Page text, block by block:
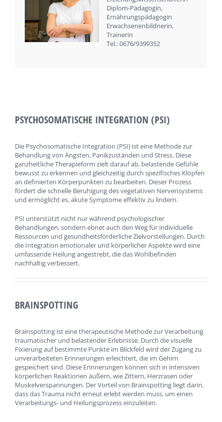
Diplom-Pädagogin,
Ernährungspädagogin
Erwachsenenbildnerin,
Trainerin
Tel.: 0676/9399352‬
PSYCHOSOMATISCHE INTEGRATION (PSI)
Die Psychosomatische Integration (PSI) ist eine Methode zur
Behandlung von Ängsten, Panikzuständen und Stress. Diese
ganzheitliche Therapieform zielt darauf ab, belastende Gefühle
bewusst zu erkennen und gleichzeitig durch spezifisches Klopfen
an definierten Körperpunkten zu bearbeiten. Dieser Prozess
fördert die schnelle Beruhigung des vegetativen Nervensystems
und ermöglicht es, akute Symptome effektiv zu lindern.
PSI unterstützt nicht nur während psychologischer
Behandlungen, sondern ebnet auch den Weg für individuelle
Ressourcen und gesundheitsförderliche Zielvorstellungen. Durch
die Integration emotionaler und körperlicher Aspekte wird eine
umfassende Heilung angestrebt, die das Wohlbefinden
nachhaltig verbessert.
BRAINSPOTTING
Brainspotting ist eine therapeutische Methode zur Verarbeitung
traumatischer und belastender Erlebnisse. Durch die visuelle
Fixierung auf bestimmte Punkte im Blickfeld wird der Zugang zu
unverarbeiteten Erinnerungen erleichtert, die im Gehirn
gespeichert sind. Diese Erinnerungen können sich in intensiven
körperlichen Reaktionen äußern, wie Zittern, Herzrasen oder
Muskelverspannungen. Der Vorteil von Brainspotting liegt darin,
dass das Trauma nicht erneut erlebt werden muss, um einen
Verarbeitungs- und Heilungsprozess einzuleiten.